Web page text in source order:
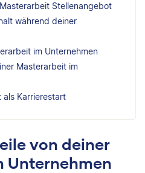
Stellenangebot
während deiner
im Unternehmen
Masterarbeit im
als Karrierestart
von deiner
Unternehmen